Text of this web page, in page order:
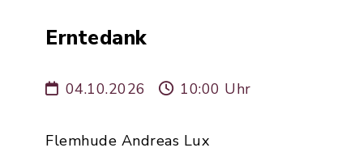
Erntedank
04.10.2026 10:00 Uhr
Flemhude Andreas Lux